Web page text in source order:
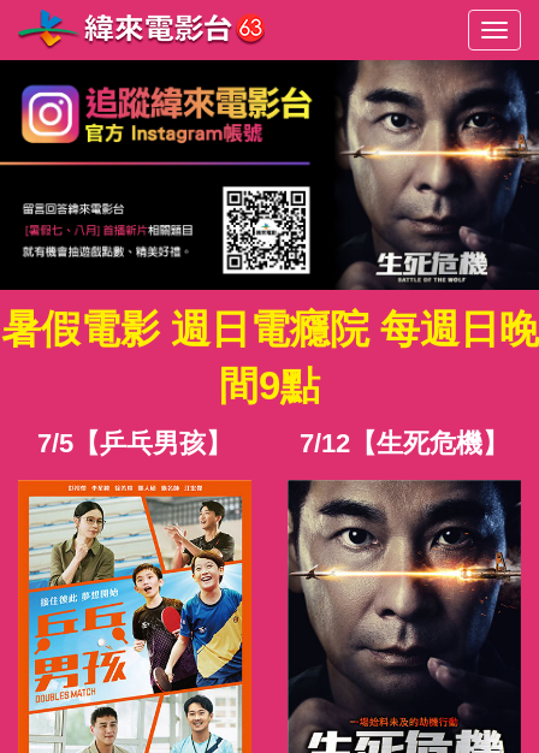
選
單
切
換
暑假電影 週日電癮院 每週日晚
間9點
7/5【乒乓男孩】 7/12【生死危機】